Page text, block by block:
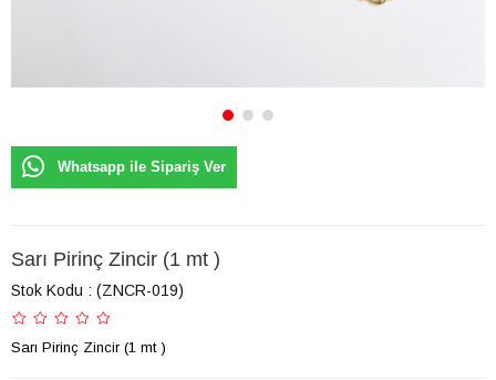
Whatsapp ile Sipariş Ver
Sarı Pirinç Zincir (1 mt )
Stok Kodu (ZNCR-019)
Sarı Pirinç Zincir (1 mt )